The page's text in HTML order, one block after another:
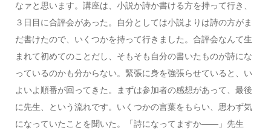
なァと思います。講座は、小説か詩か書ける方を持って行き、
３日目に合評会があった。自分としては小説よりは詩の方がま
だ書けたので、いくつかを持って行きました。合評会なんて生
まれて初めてのことだし、そもそも自分の書いたものが詩にな
っているのかも分からない。緊張に身を強張らせていると、い
よいよ順番が回ってきた。まずは参加者の感想があって、最後
に先生、という流れです。いくつかの言葉をもらい、思わず気
になっていたことを聞いた。「詩になってますか――」先生